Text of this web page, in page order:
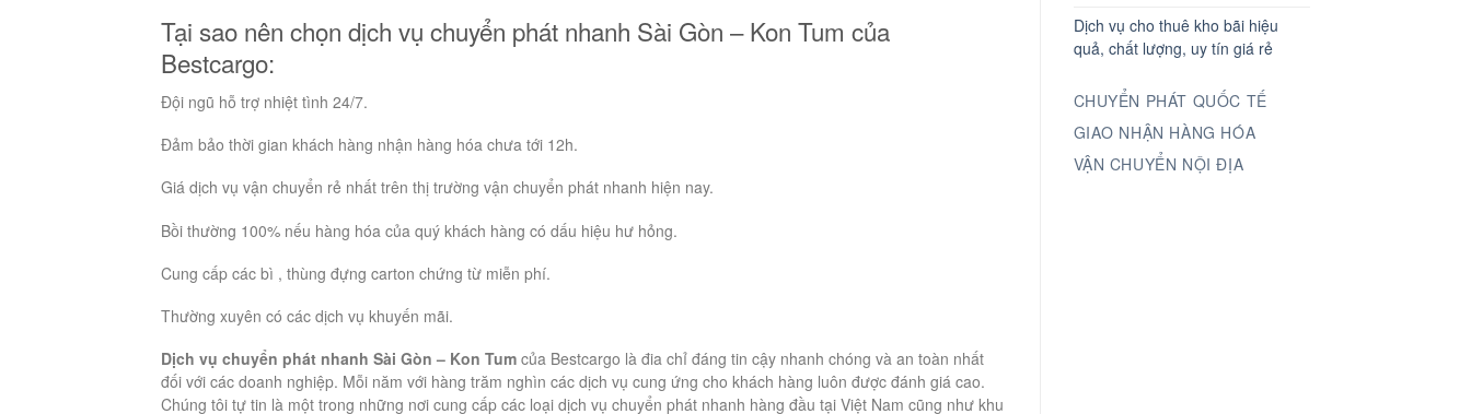
Tại sao nên chọn dịch vụ chuyển phát nhanh Sài Gòn – Kon Tum của
Bestcargo:
Đội ngũ hỗ trợ nhiệt tình 24/7.
Đảm bảo thời gian khách hàng nhận hàng hóa chưa tới 12h.
Giá dịch vụ vận chuyển rẻ nhất trên thị trường vận chuyển phát nhanh hiện nay.
Bồi thường 100% nếu hàng hóa của quý khách hàng có dấu hiệu hư hỏng.
Cung cấp các bì , thùng đựng carton chứng từ miễn phí.
Thường xuyên có các dịch vụ khuyến mãi.
Dịch vụ chuyển phát nhanh Sài Gòn – Kon Tum của Bestcargo là đia chỉ đáng tin cậy nhanh chóng và an toàn nhất
đối với các doanh nghiệp. Mỗi năm với hàng trăm nghìn các dịch vụ cung ứng cho khách hàng luôn được đánh giá cao.
Chúng tôi tự tin là một trong những nơi cung cấp các loại dịch vụ chuyển phát nhanh hàng đầu tại Việt Nam cũng như khu
Dịch vụ cho thuê kho bãi hiệu
quả, chất lượng, uy tín giá rẻ
CHUYỂN PHÁT QUỐC TẾ
GIAO NHẬN HÀNG HÓA
VẬN CHUYỂN NỘI ĐỊA